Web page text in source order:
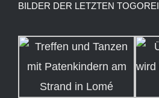
BILDER DER LETZTEN